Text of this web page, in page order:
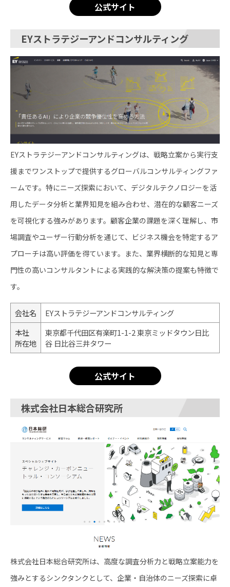
公式サイト
EYストラテジーアンドコンサルティング
EYストラテジーアンドコンサルティングは、戦略立案から実行支
援までワンストップで提供するグローバルコンサルティングファ
ームです。特にニーズ探索において、デジタルテクノロジーを活
用したデータ分析と業界知見を組み合わせ、潜在的な顧客ニーズ
を可視化する強みがあります。顧客企業の課題を深く理解し、市
場調査やユーザー行動分析を通じて、ビジネス機会を特定するア
プローチは高い評価を得ています。また、業界横断的な知見と専
門性の高いコンサルタントによる実践的な解決策の提案も特徴で
す。
会社名
EYストラテジーアンドコンサルティング
本社
所在地
東京都千代田区有楽町1-1-2 東京ミッドタウン日比
谷 日比谷三井タワー
公式サイト
株式会社日本総合研究所
株式会社日本総合研究所は、高度な調査分析力と戦略立案能力を
強みとするシンクタンクとして、企業・自治体のニーズ探索に卓